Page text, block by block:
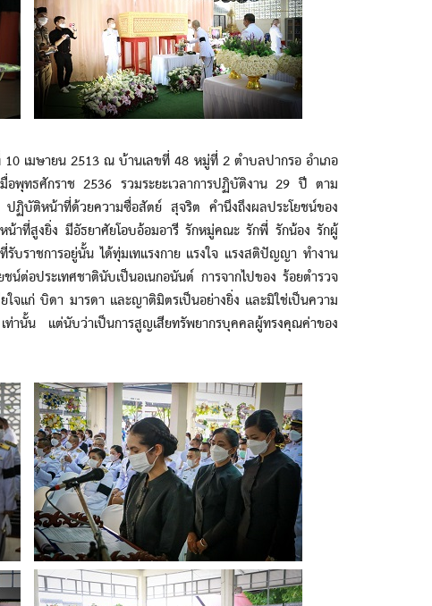
เมษายน 2513 ณ บ้านเลขที่ 48 หมู่ที่ 2 ตำบลปากรอ อำเภอ
อพุทธศักราช 2536 รวมระยะเวลาการปฏิบัติงาน 29 ปี ตาม
ฏิบัติหน้าที่ด้วยความซื่อสัตย์ สุจริต คำนึงถึงผลประโยชน์ของ
น้าที่สูงยิ่ง มีอัธยาศัยโอบอ้อมอารี รักหมู่คณะ รักพี่ รักน้อง รักผู้
บราชการอยู่นั้น ได้ทุ่มเทแรงกาย แรงใจ แรงสติปัญญา ทำงาน
ต่อประเทศชาตินับเป็นอเนกอนันต์ การจากไปของ ร้อยตำรวจ
ใจแก่ บิดา มารดา และญาติมิตรเป็นอย่างยิ่ง และมิใช่เป็นความ
นั้น แต่นับว่าเป็นการสูญเสียทรัพยากรบุคคลผู้ทรงคุณค่าของ